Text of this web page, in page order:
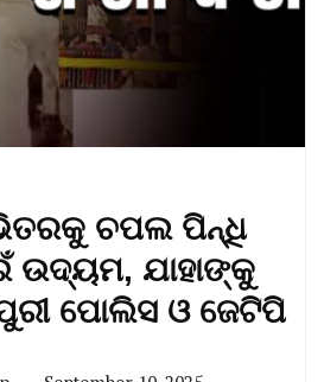
ଚପଲ ପିନ୍ଧି
ଉଦ୍ୟମ, ଯାହାଙ୍କୁ
ପୋଲିସ ଓ ଜେଟିପି